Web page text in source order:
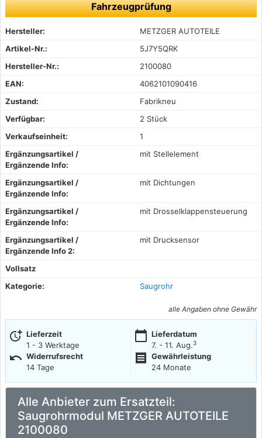
Fahrzeugprüfung
Hersteller:
METZGER AUTOTEILE
Artikel-Nr.:
5J7Y5QRK
Hersteller-Nr.:
2100080
EAN:
4062101090416
Zustand:
Fabrikneu
Verfügbar:
2 Stück
Verkaufseinheit:
1
Ergänzungsartikel /
Ergänzende Info:
mit Stellelement
Ergänzungsartikel /
Ergänzende Info:
mit Dichtungen
Ergänzungsartikel /
Ergänzende Info:
mit Drosselklappensteuerung
Ergänzungsartikel /
Ergänzende Info 2:
mit Drucksensor
Vollsatz
Kategorie:
Saugrohr
alle Angaben ohne Gewähr
more_time Lieferzeit
1 - 3 Werktage
calendar_today Lieferdatum
7. - 11. Aug.3
undo Widerrufsrecht
14 Tage
receipt
Gewährleistung
24 Monate
Alle Anbieter zum Ersatzteil:
Saugrohrmodul METZGER AUTOTEILE
2100080